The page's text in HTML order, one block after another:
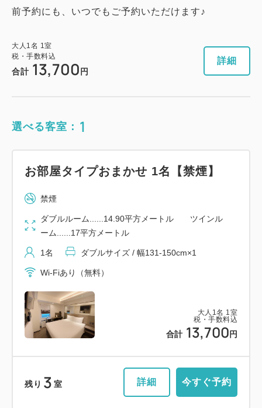
前予約にも、いつでもご予約いただけます♪
大人 1 名 1 室
税・手数料込
合計 13,700円
詳細
選べる客室： 1
大人 1 名 1 室
税・手数料込
合計 13,700円
お部屋タイプおまかせ 1名【禁煙】
禁煙
ダブルルーム......14.90平方メートル ツインル
ーム......17平方メートル
1名 ダブルサイズ / 幅131-150cm×1
Wi-Fiあり（無料）
残り 3 室 詳細 今すぐ予約